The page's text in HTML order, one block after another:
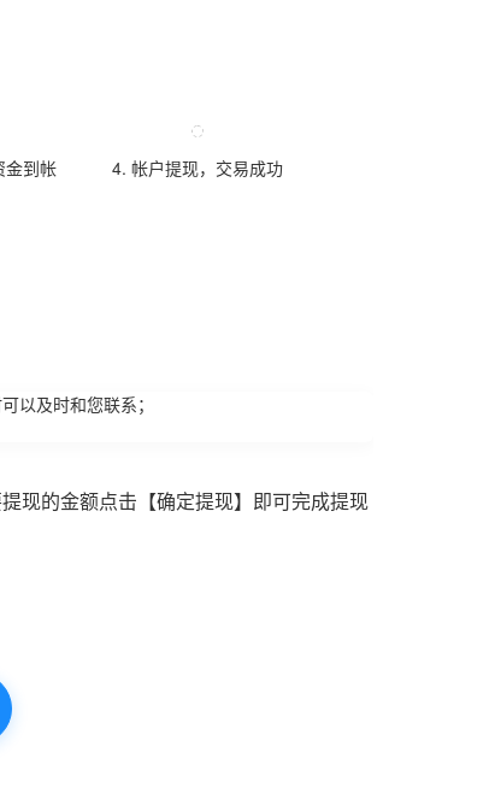
金到帐 4. 帐户提现，交易成功
以及时和您联系；
现的金额点击【确定提现】即可完成提现